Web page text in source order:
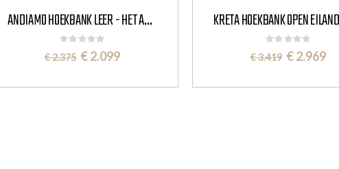
ANDIAMO HOEKBANK LEER - HET ANKER
Rating:
0%
€ 2.375 Special
Price
€ 2.099
Rating:
0%
€ 3.419 Special
Price
€ 2.969